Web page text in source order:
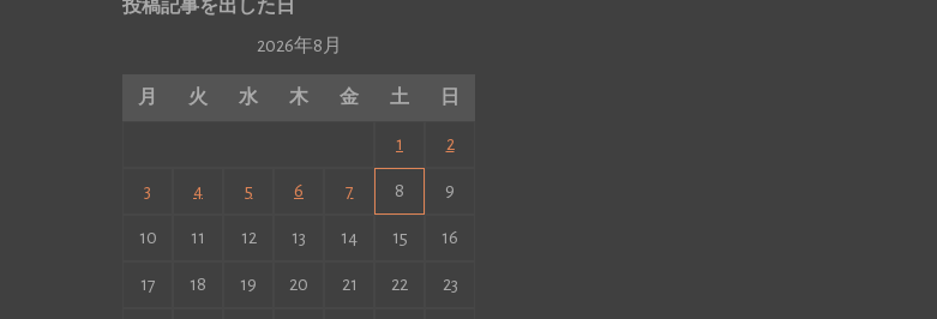
投稿記事を出した日
2026年8月
月 火 水 木 金 土 日
1 2
3 4 5 6 7 8 9
10 11 12 13 14 15 16
17 18 19 20 21 22 23